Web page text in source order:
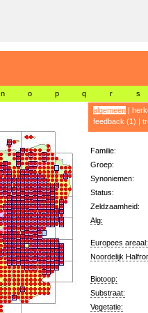
n o p q r s
algemeen|
feedback (1) |
Familie:
Groep:
Synoniemen:
Status:
Zeldzaamheid:
Alg:
Europees areaal:
Noordelijk
Biotoop:
Substraat:
Vegetatie: